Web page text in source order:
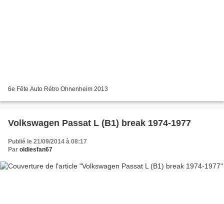
6e Fête Auto Rétro Ohnenheim 2013
Volkswagen Passat L (B1) break 1974-1977
Publié le 21/09/2014 à 08:17
Par oldiesfan67